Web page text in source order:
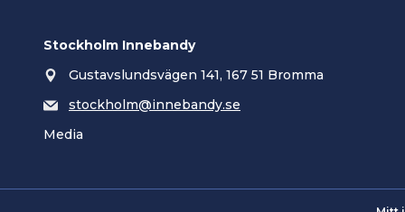
Stockholm Innebandy
Gustavslundsvägen 141, 167 51 Bromma
stockholm@innebandy.se
Media